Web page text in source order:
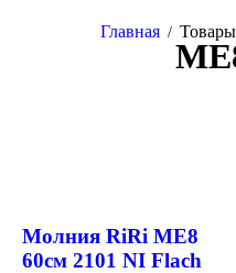
Главная /
Молния RiRi ME8
60см 2101 NI Flach